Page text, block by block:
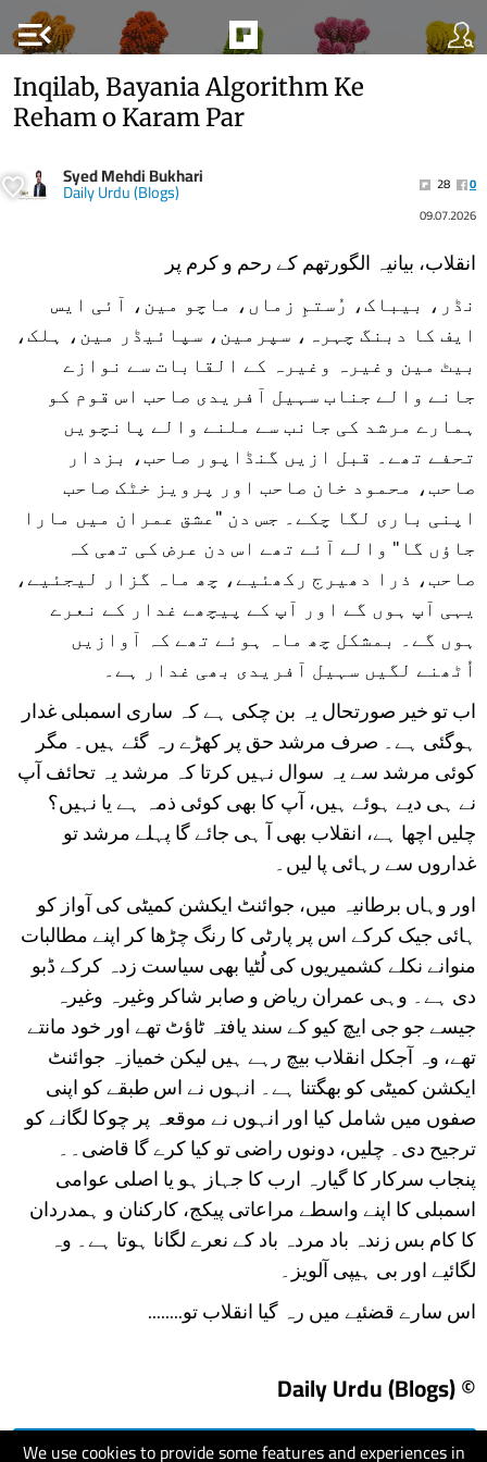
menu_open
We use cookies to provide some features and experiences in
Inqilab, Bayania Algorithm Ke
Reham o Karam Par
Syed Mehdi Bukhari
Daily Urdu (Blogs) 28
0
09.07.2026
انقلاب، بیانیہ الگورتھم کے رحم و کرم پر
نڈر، بیباک، رُستمِ زماں، ماچو مین، آئی ایس
ایف کا دبنگ چہرہ، سپرمین، سپائیڈر مین، ہلک،
بیٹ مین وغیرہ وغیرہ کے القابات سے نوازے
جانے والے جناب سہیل آفریدی صاحب اس قوم کو
ہمارے مرشد کی جانب سے ملنے والے پانچویں
تحفے تھے۔ قبل ازیں گنڈاپور صاحب، بزدار
صاحب، محمود خان صاحب اور پرویز خٹک صاحب
اپنی باری لگا چکے۔ جس دن "عشق عمران میں مارا
جاؤں گا" والے آئے تھے اس دن عرض کی تھی کہ
صاحب، ذرا دھیرج رکھئیے، چھ ماہ گزار لیجئیے،
یہی آپ ہوں گے اور آپ کے پیچھے غدار کے نعرے
ہوں گے۔ بمشکل چھ ماہ ہوئے تھے کہ آوازیں
اُٹھنے لگیں سہیل آفریدی بھی غدار ہے۔
اب تو خیر صورتحال یہ بن چکی ہے کہ ساری اسمبلی غدار
ہوگئی ہے۔ صرف مرشد حق پر کھڑے رہ گئے ہیں۔ مگر
کوئی مرشد سے یہ سوال نہیں کرتا کہ مرشد یہ تحائف آپ
نے ہی دیے ہوئے ہیں، آپ کا بھی کوئی ذمہ ہے یا نہیں؟
چلیں اچھا ہے، انقلاب بھی آ ہی جائے گا پہلے مرشد تو
غداروں سے رہائی پا لیں۔
اور وہاں برطانیہ میں، جوائنٹ ایکشن کمیٹی کی آواز کو
ہائی جیک کرکے اس پر پارٹی کا رنگ چڑھا کر اپنے مطالبات
منوانے نکلے کشمیریوں کی لُٹیا بھی سیاست زدہ کرکے ڈبو
دی ہے۔ وہی عمران ریاض و صابر شاکر وغیرہ وغیرہ
جیسے جو جی ایچ کیو کے سند یافتہ ٹاؤٹ تھے اور خود مانتے
تھے، وہ آجکل انقلاب بیچ رہے ہیں لیکن خمیازہ جوائنٹ
ایکشن کمیٹی کو بھگتنا ہے۔ انہوں نے اس طبقے کو اپنی
صفوں میں شامل کیا اور انہوں نے موقعہ پر چوکا لگانے کو
ترجیح دی۔ چلیں، دونوں راضی تو کیا کرے گا قاضی۔۔
پنجاب سرکار کا گیارہ ارب کا جہاز ہو یا اصلی عوامی
اسمبلی کا اپنے واسطے مراعاتی پیکج، کارکنان و ہمدردان
کا کام بس زندہ باد مردہ باد کے نعرے لگانا ہوتا ہے۔ وہ
لگائیے اور بی ہیپی آلویز۔
اس سارے قضئیے میں رہ گیا انقلاب تو........
© Daily Urdu (Blogs)